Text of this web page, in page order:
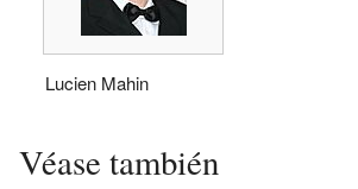
Lucien Mahin
Véase también